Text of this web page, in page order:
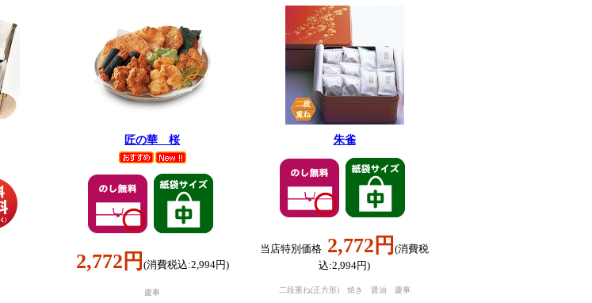
匠の華 桜
2,772円 (消費税込:2,994円)
慶事
朱雀
当店特別価格 2,772円 (消費税
込:2,994円)
二段重ね(正方形) 焼き 醤油 慶事